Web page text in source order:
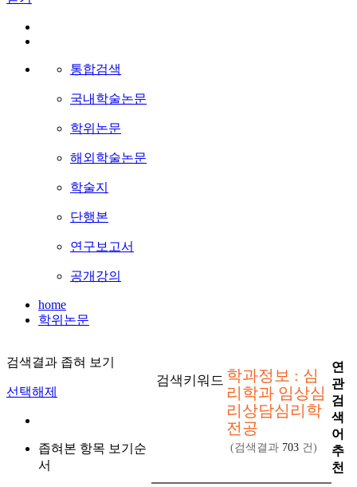
통합검색
국내학술논문
학위논문
해외학술논문
학술지
단행본
연구보고서
공개강의
home
학위논문
검색결과 좁혀 보기
선택해제
좁혀본 항목 보기순
서
검색키워드 학과정보 : 심
리학과 임상심
리상담심리학
전공
(검색결과 703 건)
연
관
검
색
어
추
천